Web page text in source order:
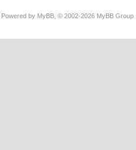
, Powered by MyBB , © 2002-2026 MyBB Group